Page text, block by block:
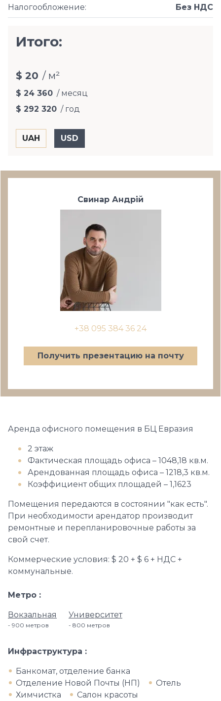
Налогообложение: Без НДС
Итого:
$ 20 / м²
$ 24 360 / месяц
$ 292 320 / год
Свинар Андрій
+38 095 384 36 24
Получить презентацию на почту
Аренда офисного помещения в БЦ Евразия
2 этаж
Фактическая площадь офиса – 1048,18 кв.м.
Арендованная площадь офиса – 1218,3 кв.м.
Коэффициент общих площадей – 1,1623
Помещения передаются в состоянии "как есть".
При необходимости арендатор производит
ремонтные и перепланировочные работы за
свой счет.
Коммерческие условия: $ 20 + $ 6 + НДС +
коммунальные.
Метро
Вокзальная
900 метров
Университет
800 метров
Инфраструктура
Банкомат, отделение банка
Отделение Новой Почты (НП)
Отель
Химчистка
Салон красоты